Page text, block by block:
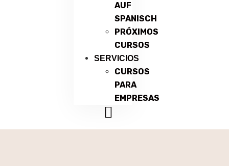
AUF
SPANISCH
PRÓXIMOS
CURSOS
SERVICIOS
CURSOS
PARA
EMPRESAS